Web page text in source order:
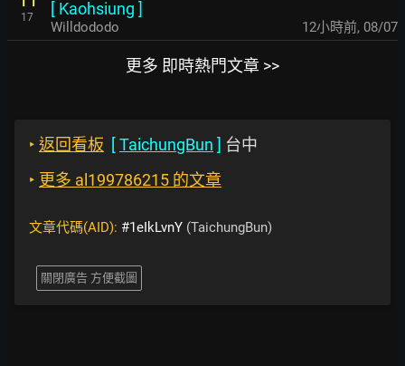
17
[ Kaohsiung ]
Willdododo 12小時前, 08/07
更多 即時熱門文章 >>
‣ 返回看板 [TaichungBun ] 台中
‣ 更多 al199786215 的文章
文章代碼(AID): #1eIkLvnY (TaichungBun)
關閉廣告 方便截圖